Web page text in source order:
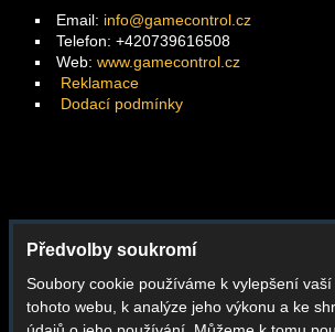
Email: info@gamecontrol.cz
Telefon: +420739616508
Web: www.gamecontrol.cz
Reklamace
Dodací podmínky
Facebook
Instagram
Youtube
Předvolby soukromí
Soubory cookie používáme k vylepšení
tohoto webu, k analýze jeho výkonu a ke